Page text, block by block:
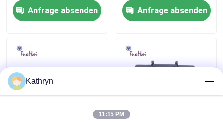
Fordern Sie ein Zitat
ATM-Maschinenteile
NCR-ATM-Teile
Anfrage absenden
Anfrage absenden
Kathryn
11:15 PM